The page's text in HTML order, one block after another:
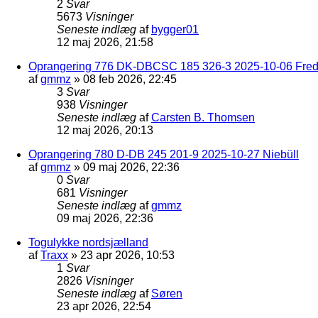
2 Svar
5673 Visninger
Seneste indlæg af bygger01
12 maj 2026, 21:58
Oprangering 776 DK-DBCSC 185 326-3 2025-10-06
afgmmz » 08 feb 2026, 22:45
3 Svar
938 Visninger
Seneste indlæg afCarsten B. Thomsen
12 maj 2026, 20:13
Oprangering 780 D-DB 245 201-9 2025-10-27 Niebüll
afgmmz » 09 maj 2026, 22:36
0 Svar
681 Visninger
Seneste indlæg afgmmz
09 maj 2026, 22:36
Togulykke nordsjælland
afTraxx » 23 apr 2026, 10:53
1 Svar
2826 Visninger
Seneste indlæg af Søren
23 apr 2026, 22:54